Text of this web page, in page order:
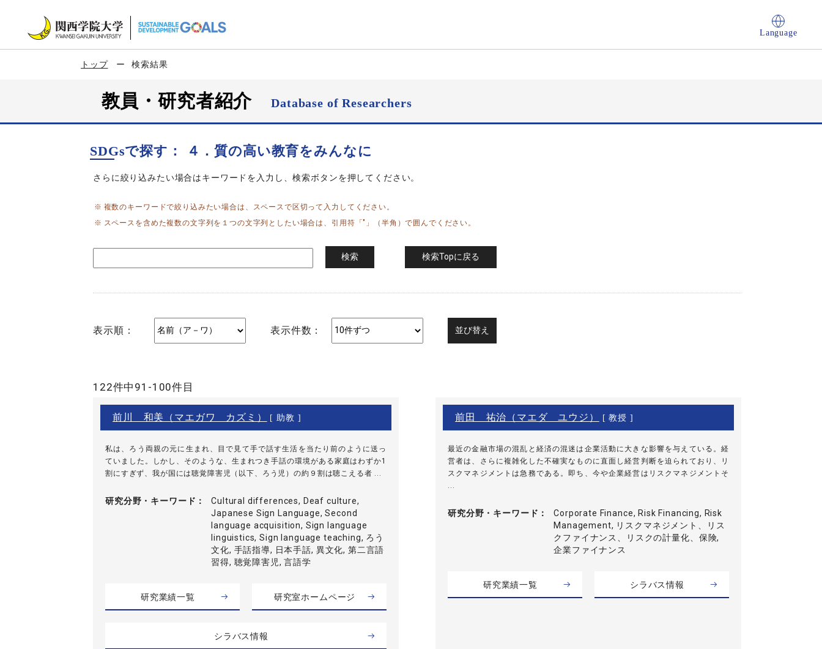
Language
トップ 検索結果
教員・研究者紹介Database of Researchers
SDGsで探す： ４．質の高い教育をみんなに
さらに絞り込みたい場合はキーワードを入力し、検索ボタンを押してください。
複数のキーワードで絞り込みたい場合は、スペースで区切って入力してください。
スペースを含めた複数の文字列を１つの文字列としたい場合は、引用符「"」（半角）で囲んでください。
表示順： 表示件数：
122件中91-100件目
前川 和美（マエガワ カズミ） [ 助教 ]
私は、ろう両親の元に生まれ、目で見て手で話す生活を当たり前のように送っ
ていました。しかし、そのような、生まれつき手話の環境がある家庭はわずか1
割にすぎず、我が国には聴覚障害児（以下、ろう児）の約９割は聴こえる者 ...
研究分野・ キーワード
Cultural differences, Deaf culture,
Japanese Sign Language, Second
language acquisition, Sign language
linguistics, Sign language teaching, ろう
文化, 手話指導, 日本手話, 異文化, 第二言語
習得, 聴覚障害児, 言語学
研究業績一覧 研究室ホームページ
シラバス情報
前田 祐治（マエダ ユウジ） [ 教授 ]
最近の金融市場の混乱と経済の混迷は企業活動に大きな影響を与えている。経
営者は、さらに複雑化した不確実なものに直面し経営判断を迫られており、リ
スクマネジメントは急務である。即ち、今や企業経営はリスクマネジメントそ
研究分野・ キーワード
Corporate Finance, Risk Financing, Risk
Management, リスクマネジメント、リス
クファイナンス、リスクの計量化、保険,
企業ファイナンス
研究業績一覧 シラバス情報